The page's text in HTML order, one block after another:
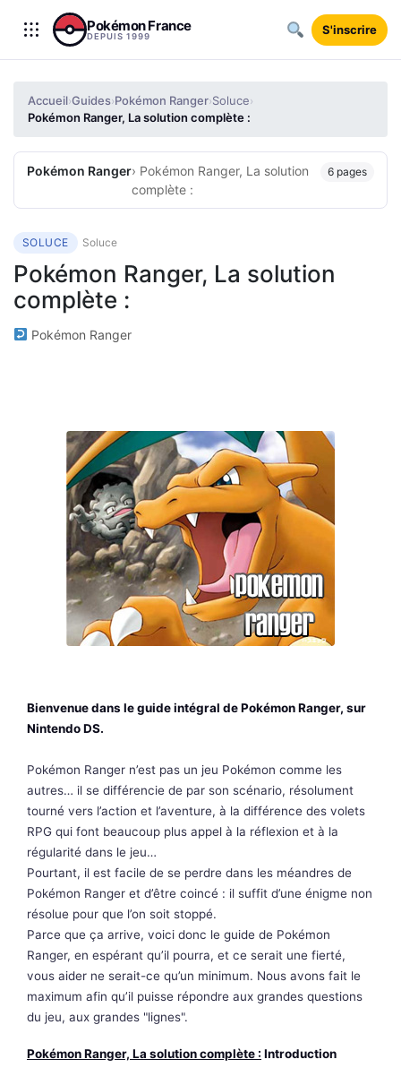
Aller au contenu
Pokémon France
DEPUIS 1999 S'inscrire
Accueil›Guides›Pokémon Ranger›Soluce›
Pokémon Ranger, La solution complète :
Pokémon Ranger› Pokémon Ranger, La solution
complète :
6 pages
SOLUCE Soluce
Pokémon Ranger, La solution
complète :
Pokémon Ranger
Bienvenue dans le guide intégral de Pokémon Ranger, sur
Nintendo DS.
Pokémon Ranger n’est pas un jeu Pokémon comme les
autres… il se différencie de par son scénario, résolument
tourné vers l’action et l’aventure, à la différence des volets
RPG qui font beaucoup plus appel à la réflexion et à la
régularité dans le jeu…
Pourtant, il est facile de se perdre dans les méandres de
Pokémon Ranger et d’être coincé : il suffit d’une énigme non
résolue pour que l’on soit stoppé.
Parce que ça arrive, voici donc le guide de Pokémon
Ranger, en espérant qu’il pourra, et ce serait une fierté,
vous aider ne serait-ce qu’un minimum. Nous avons fait le
maximum afin qu’il puisse répondre aux grandes questions
du jeu, aux grandes "lignes".
Pokémon Ranger, La solution complète : Introduction